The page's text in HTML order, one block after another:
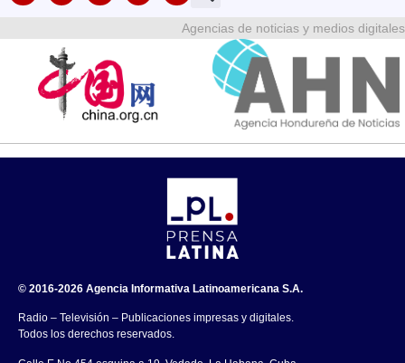
Agencias de noticias y medios digitales
© 2016-2026 Agencia Informativa Latinoamericana S.A.
Radio – Televisión – Publicaciones impresas y digitales.
Todos los derechos reservados.